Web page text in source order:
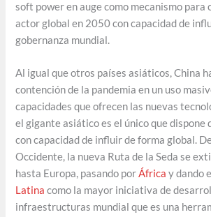
soft power en auge como mecanismo para
actor global en 2050 con capacidad de
gobernanza mundial.
Al igual que otros países asiáticos, China
contención de la pandemia en un uso
capacidades que ofrecen las nuevas
el gigante asiático es el único que dispone
con capacidad de influir de forma global.
Occidente, la nueva Ruta de la Seda se
hasta Europa, pasando porÁfrica y dando
Latina como la mayor iniciativa de
infraestructuras mundial que es una